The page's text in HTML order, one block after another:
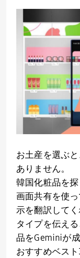
お土産を選ぶ
ありません。
韓国化粧品を探
画面共有を使
示を翻訳してく
タイプを伝え
品をGeminiが
おすすめベスト